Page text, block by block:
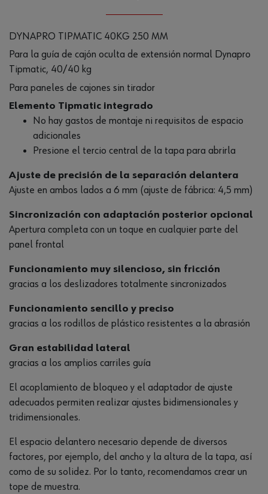
DYNAPRO TIPMATIC 40KG 250 MM
Para la guía de cajón oculta de extensión normal Dynapro
Tipmatic, 40/40 kg
Para paneles de cajones sin tirador
Elemento Tipmatic integrado
No hay gastos de montaje ni requisitos de espacio
adicionales
Presione el tercio central de la tapa para abrirla
Ajuste de precisión de la separación delantera
Ajuste en ambos lados a 6 mm (ajuste de fábrica: 4,5 mm)
Sincronización con adaptación posterior opcional
Apertura completa con un toque en cualquier parte del
panel frontal
Funcionamiento muy silencioso, sin fricción
gracias a los deslizadores totalmente sincronizados
Funcionamiento sencillo y preciso
gracias a los rodillos de plástico resistentes a la abrasión
Gran estabilidad lateral
gracias a los amplios carriles guía
El acoplamiento de bloqueo y el adaptador de ajuste
adecuados permiten realizar ajustes bidimensionales y
tridimensionales.
El espacio delantero necesario depende de diversos
factores, por ejemplo, del ancho y la altura de la tapa, así
como de su solidez. Por lo tanto, recomendamos crear un
tope de muestra.